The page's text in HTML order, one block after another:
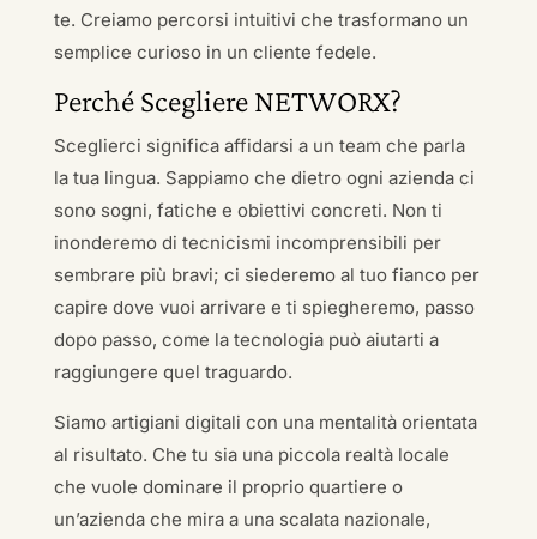
te. Creiamo percorsi intuitivi che trasformano un
semplice curioso in un cliente fedele.
Perché Scegliere NETWORX?
Sceglierci significa affidarsi a un team che parla
la tua lingua. Sappiamo che dietro ogni azienda ci
sono sogni, fatiche e obiettivi concreti. Non ti
inonderemo di tecnicismi incomprensibili per
sembrare più bravi; ci siederemo al tuo fianco per
capire dove vuoi arrivare e ti spiegheremo, passo
dopo passo, come la tecnologia può aiutarti a
raggiungere quel traguardo.
Siamo artigiani digitali con una mentalità orientata
al risultato. Che tu sia una piccola realtà locale
che vuole dominare il proprio quartiere o
un’azienda che mira a una scalata nazionale,